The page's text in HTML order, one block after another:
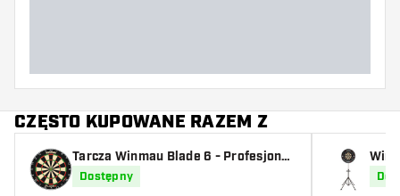
CZĘSTO KUPOWANE RAZEM Z
Tarcza Winmau Blade 6 - Profesjonal
ne
Dostępny